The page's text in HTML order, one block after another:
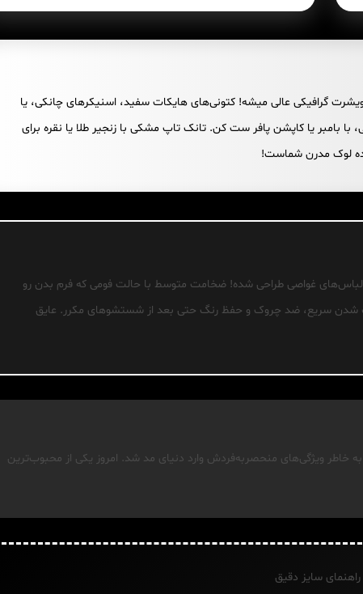
گرافیکی عالی میشه! کتونی‌های هایکات سفید، اسنیکرهای چانکی، یا
یا کاپشن پافر ست کن. تانک تاپ مشکی با زنجیر طلا یا نقره برای
لوک مدرن شماست!
لباس‌های غواصی طراحی شده! ضخامت متوسط با حالت فومی که فرم بدن رو
شدن سریع، ضد چروک و حفظ رنگ حتی بعد از شستشوهای مکرر. عایق
اختراع شد ولی به خاطر ویژگی‌های منحصربه‌فردش وارد دنیای مد شد. امروز یکی از محبوب‌ترین
سایز دقیق